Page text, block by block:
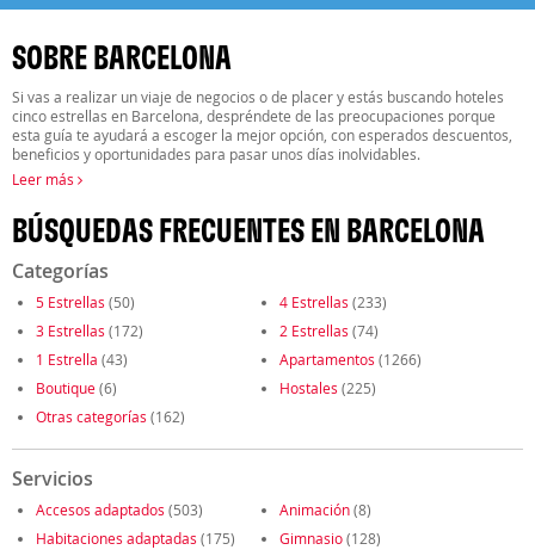
SOBRE BARCELONA
Si vas a realizar un viaje de negocios o de placer y estás buscando hoteles
cinco estrellas en Barcelona, despréndete de las preocupaciones porque
esta guía te ayudará a escoger la mejor opción, con esperados descuentos,
beneficios y oportunidades para pasar unos días inolvidables.
Leer más
BÚSQUEDAS FRECUENTES EN BARCELONA
Categorías
5 Estrellas (50) 4 Estrellas (233)
3 Estrellas (172) 2 Estrellas (74)
1 Estrella (43) Apartamentos (1266)
Boutique(6) Hostales (225)
Otras categorías (162)
Servicios
Accesos adaptados (503) Animación(8)
Habitaciones adaptadas (175) Gimnasio(128)